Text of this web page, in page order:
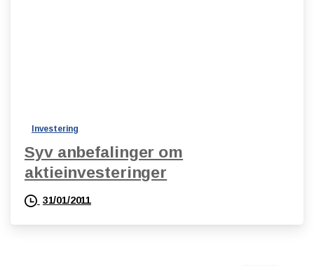
Investering
Syv anbefalinger om
aktieinvesteringer
31/01/2011